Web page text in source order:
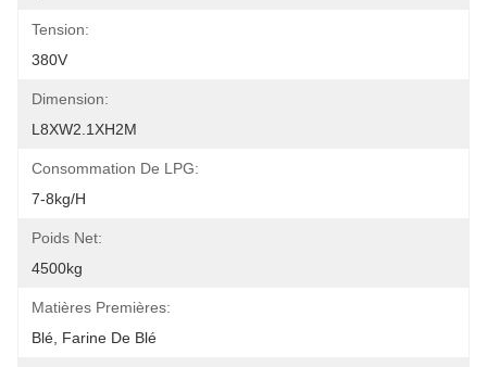
Tension:
380V
Dimension:
L8XW2.1XH2M
Consommation De LPG:
7-8kg/h
Poids Net:
4500kg
Matières Premières:
Blé, Farine De Blé